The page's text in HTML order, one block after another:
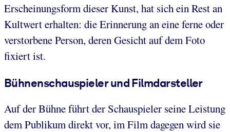
Erscheinungsform dieser Kunst, hat sich ein Rest an
Kultwert erhalten: die Erinnerung an eine ferne oder
verstorbene Person, deren Gesicht auf dem Foto
fixiert ist.
Bühnenschauspieler und Filmdarsteller
Auf der Bühne führt der Schauspieler seine Leistung
dem Publikum direkt vor, im Film dagegen wird sie